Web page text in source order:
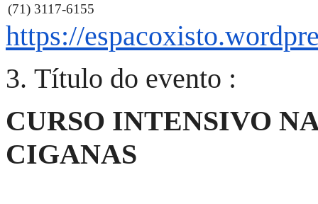
(71) 3117-6155
https://
3. Título do evento :
CURSO INTENSIVO
CIGANAS